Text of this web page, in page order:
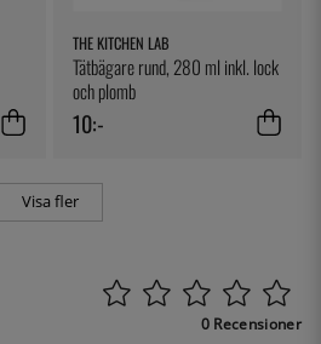
THE KITCHEN LAB
Tätbägare rund, 280 ml inkl. lock
och plomb
10:-
Visa fler
0 Recensioner